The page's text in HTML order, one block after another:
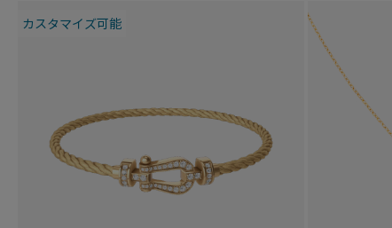
カスタマイズ可能